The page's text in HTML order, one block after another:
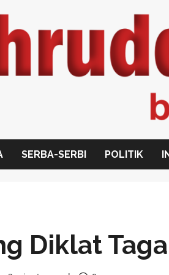
SERBA-SERBI POLITIK
Diklat